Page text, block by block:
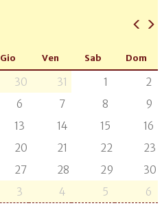
Gio Ven Sab Dom
30 31 1
2
6 7 8
9
13 14 15
16
20 21 22
23
27 28 29
30
3 4 5 6